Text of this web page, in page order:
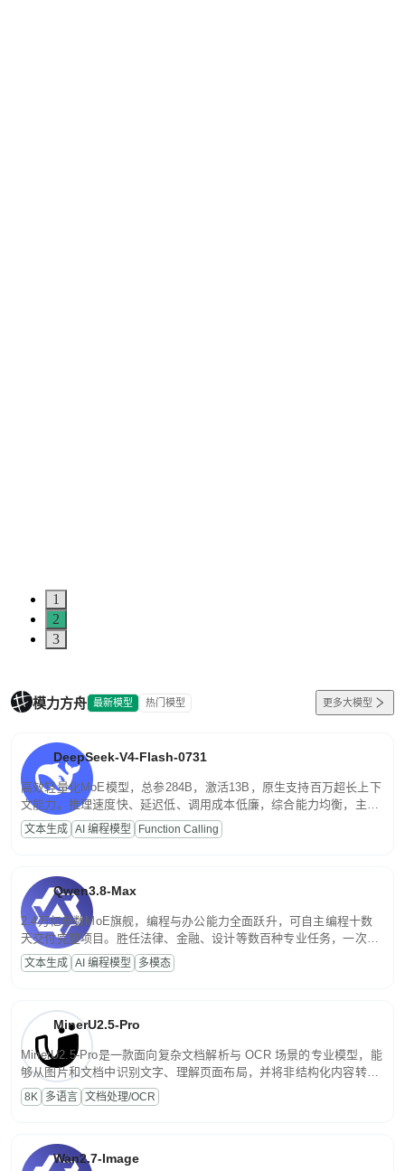
1
2
3
模力方舟 最新模型 热门模型 更多大模型
DeepSeek-V4-Flash-0731
高效轻量化MoE模型，总参284B，激活13B，原生支持百万超长上下
文能力。推理速度快、延迟低、调用成本低廉，综合能力均衡，主打
高并发、轻量化任务，适合日常对话、内容创作、基础 RAG、批量
文案处理等普惠刚需场景。
文本生成 AI 编程模型 Function Calling
Qwen3.8-Max
2.4万亿参数MoE旗舰，编程与办公能力全面跃升，可自主编程十数
天交付完整项目。胜任法律、金融、设计等数百种专业任务，一次对
话端到端交付生产级成果。原生视觉理解贯穿规划、执行与验证全流
程，支持超长文档与长视频的深度语义解析。长程任务中自主规划与
文本生成 AI 编程模型 多模态
MinerU2.5-Pro
MinerU2.5-Pro是一款面向复杂文档解析与 OCR 场景的专业模型，能
够从图片和文档中识别文字、理解页面布局，并将非结构化内容转换
为便于存储、检索和二次处理的结构化结果。
8K 多语言 文档处理/OCR
Wan2.7-Image